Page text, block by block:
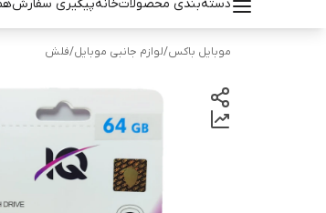
دسته‌بندی محصولاتخانهپیگیری سفارش
موبایل باکس/لوازم جانبی موبایل/فلش